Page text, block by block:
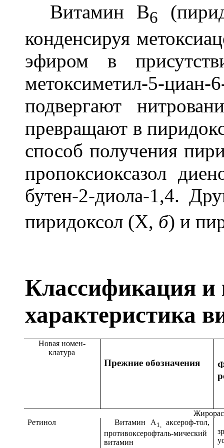
Витамин B6
конденсируя
эфиром в
метоксиметил-5-
подвергают
превращают в
способ получения
пропоксиоксазол
бутен-2-диола-1,4.
пиридоксол (X, б) и
Классификация и
характеристика
Новая номен-
клатура
Прежние обозначения
Ретинол
Витамин A 1,аксероф-тол,
противоксерофталь-мический
витамин